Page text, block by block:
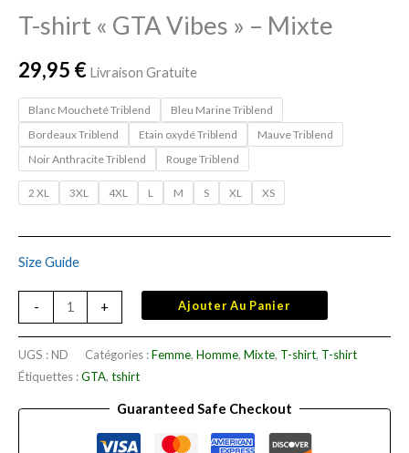
T-shirt « GTA Vibes » – Mixte
29,95 € Livraison Gratuite
Blanc Moucheté Triblend
Bleu Marine Triblend
Bordeaux Triblend
Etain oxydé Triblend
Mauve Triblend
Noir Anthracite Triblend
Rouge Triblend
2 XL 3XL 4XL L M S XL XS
Size Guide
- + Ajouter Au Panier
UGS :ND Catégories :Femme, Homme, Mixte, T-shirt, T-shirt
Étiquettes :GTA, tshirt
Guaranteed Safe Checkout